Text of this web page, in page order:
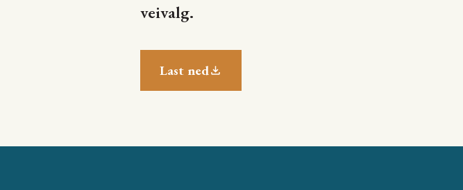
veivalg.
Last ned